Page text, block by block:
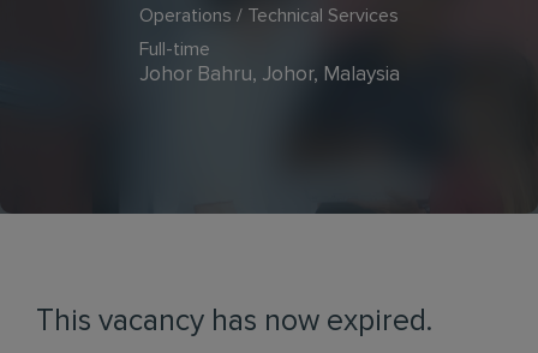
Operations / Technical Services
Full-time
Johor Bahru, Johor, Malaysia
This vacancy has now expired.